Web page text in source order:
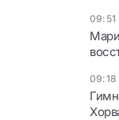
09:51
09:18